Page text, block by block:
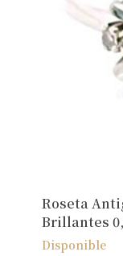
Roseta
Brillantes
Disponible